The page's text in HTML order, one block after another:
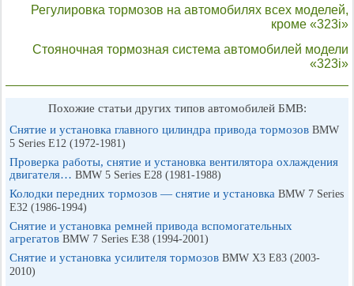
Регулировка тормозов на автомобилях всех моделей,
кроме «323i»
Стояночная тормозная система автомобилей модели
«323i»
Похожие статьи других типов автомобилей БМВ:
Снятие и установка главного цилиндра привода тормозов BMW
5 Series E12 (1972-1981)
Проверка работы, снятие и установка вентилятора охлаждения
двигателя… BMW 5 Series E28 (1981-1988)
Колодки передних тормозов — снятие и установка BMW 7 Series
E32 (1986-1994)
Снятие и установка ремней привода вспомогательных
агрегатов BMW 7 Series E38 (1994-2001)
Снятие и установка усилителя тормозов BMW X3 E83 (2003-
2010)